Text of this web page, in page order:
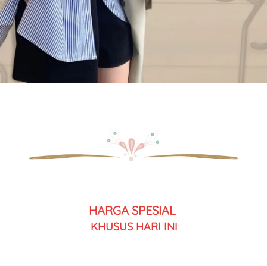
HARGA SPESIAL
KHUSUS HARI INI